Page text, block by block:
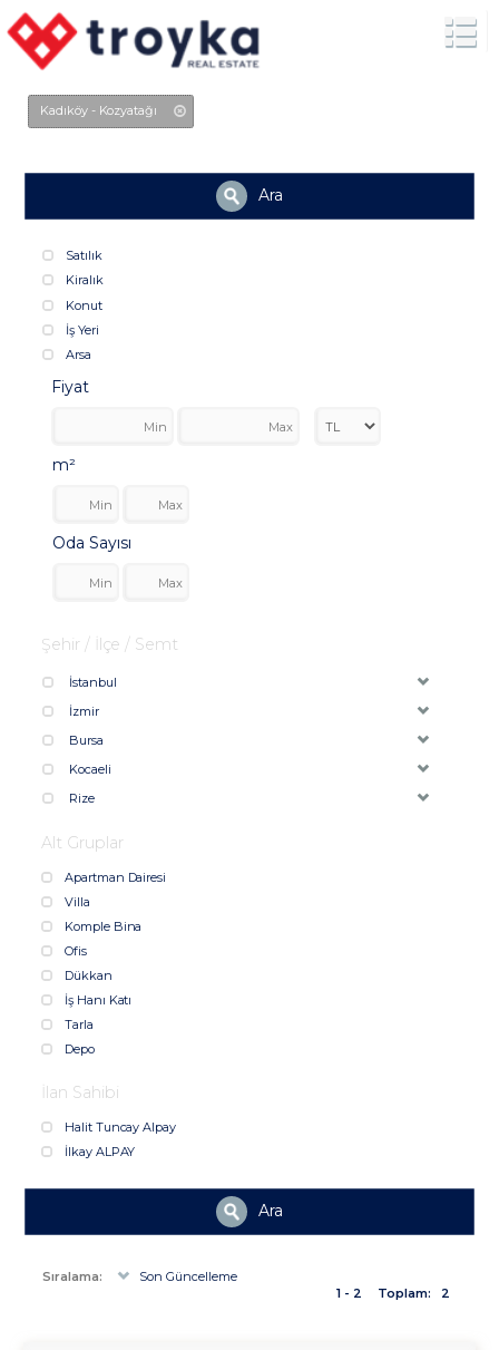
Kadıköy - Kozyatağı
Ara
Satılık
Kiralık
Konut
İş Yeri
Arsa
Fiyat
m²
Oda Sayısı
Şehir / İlçe / Semt
İstanbul
İzmir
Bursa
Kocaeli
Rize
Alt Gruplar
Apartman Dairesi
Villa
Komple Bina
Ofis
Dükkan
İş Hanı Katı
Tarla
Depo
İlan Sahibi
Halit Tuncay Alpay
İlkay ALPAY
Ara
Sıralama:
Son Güncelleme
1 - 2
Toplam: 2